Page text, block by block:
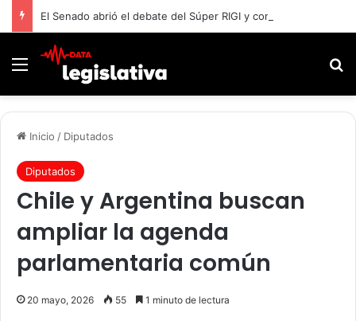
Menú
Inicio / Diputados
Diputados
Chile y Argentina buscan
ampliar la agenda
parlamentaria común
20 mayo, 2026 55 1 minuto de lectura